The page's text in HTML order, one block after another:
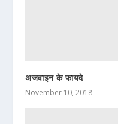
अजवाइन के फायदे
November 10, 2018